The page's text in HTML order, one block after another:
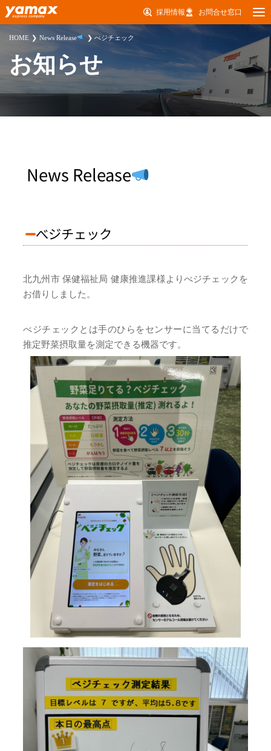
採用情報 お問合せ窓口
HOME News Release べジチェック
お知らせ
News Release
べジチェック
北九州市 保健福祉局 健康推進課様よりべジチェックを
お借りしました。
べジチェックとは手のひらをセンサーに当てるだけで
推定野菜摂取量を測定できる機器です。